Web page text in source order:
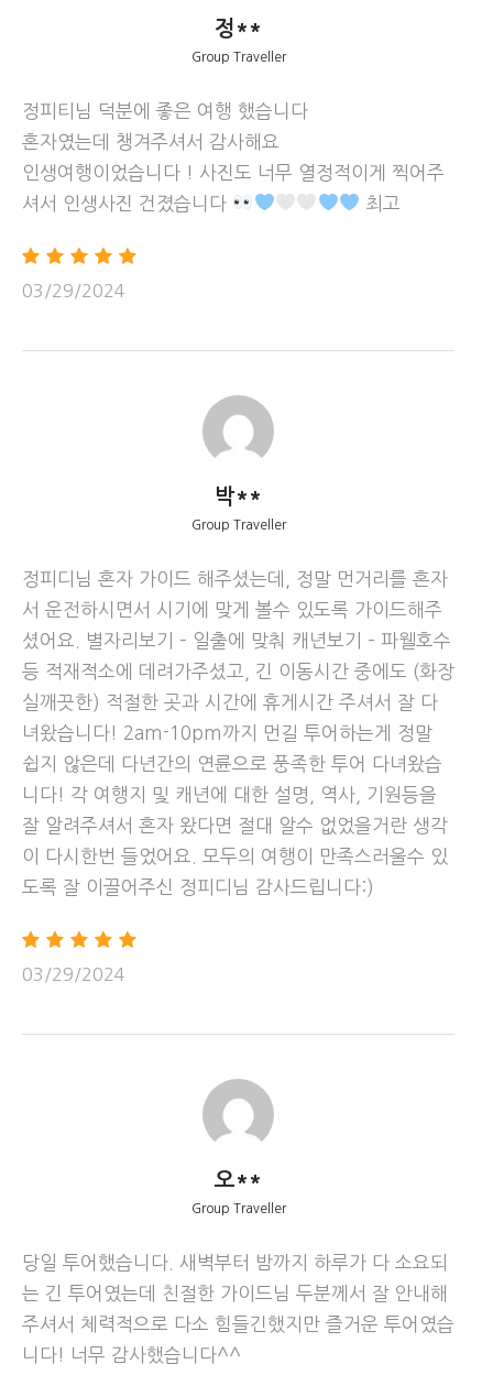
공지사항
2026년 1월부터 미국의 국립공원 입장료 규정이 변경되어,
외국인의 경우 기존의 입장료와 더불어 별도의 외국인 입장
불 또는 외국인 애뉴얼패스 250불 구입)
– 손님 4명당 애뉴얼패스 1매를 구입하여 입장하고 있어
서 인당 65~70불 정도 별도 비용 부담으로 투어중에 포함
(당일투어는 상황에 따라 외국인 입장료를 내지 않을 수 도
있지만 항상 그런 것은 아닙니다.
365일 매일 출발
1일 투어 상품은 365일 매일 출발!
모객 부족 취소 걱정 없이 바로 확정!
완벽한 허가와 보험 구비
※연방 교통국 허가※
*US DOT – MC – *CUA
※500만달러 상업용 보험 및 100만달러 안전보험※
빛의 향연 – 앤탤로프 캐년
죽기전에 꼭 가봐야 할 곳
정**
Group Traveller
정피티님 덕분에 좋은 여행 했습니다
혼자였는데 챙겨주셔서 감사해요
인생여행이었습니다 ! 사진도 너무 열정적이게 찍어주
셔서 인생사진 건졌습니다
최고
03/29/2024
박**
Group Traveller
정피디님 혼자 가이드 해주셨는데, 정말 먼거리를 혼자
서 운전하시면서 시기에 맞게 볼수 있도록 가이드해주
셨어요. 별자리보기 – 일출에 맞춰 캐년보기 – 파웰호수
등 적재적소에 데려가주셨고, 긴 이동시간 중에도 (화장
실깨끗한) 적절한 곳과 시간에 휴게시간 주셔서 잘 다
녀왔습니다! 2am-10pm까지 먼길 투어하는게 정말
쉽지 않은데 다년간의 연륜으로 풍족한 투어 다녀왔습
니다! 각 여행지 및 캐년에 대한 설명, 역사, 기원등을
잘 알려주셔서 혼자 왔다면 절대 알수 없었을거란 생각
이 다시한번 들었어요. 모두의 여행이 만족스러울수 있
도록 잘 이끌어주신 정피디님 감사드립니다:)
03/29/2024
오**
Group Traveller
당일 투어했습니다. 새벽부터 밤까지 하루가 다 소요되
는 긴 투어였는데 친절한 가이드님 두분께서 잘 안내해
주셔서 체력적으로 다소 힘들긴했지만 즐거운 투어였습
니다! 너무 감사했습니다^^